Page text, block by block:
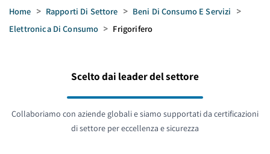
Home > Rapporti Di Settore > Beni Di Consumo E Servizi >
Elettronica Di Consumo > Frigorifero
Scelto dai leader del settore
Collaboriamo con aziende globali e siamo supportati da certificazioni
di settore per eccellenza e sicurezza